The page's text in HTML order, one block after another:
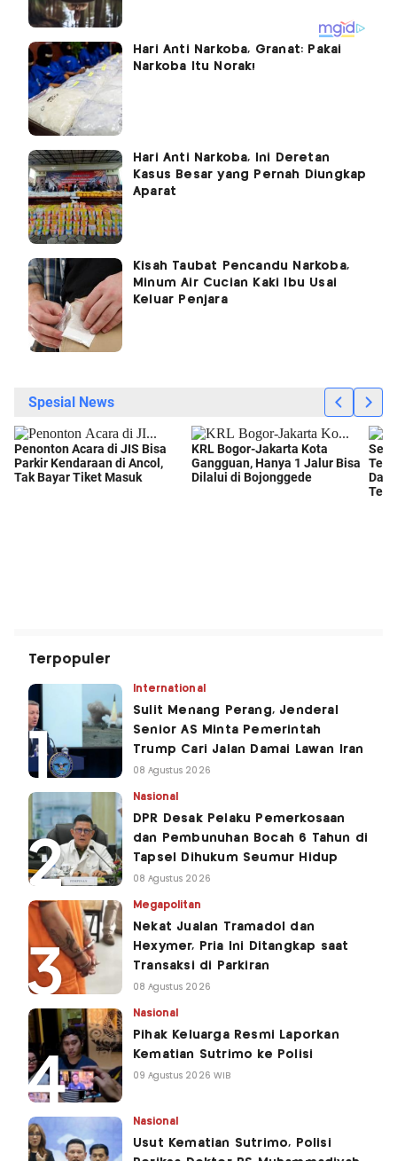
Hari Anti Narkoba, Granat: Pakai
Narkoba Itu Norak!
Hari Anti Narkoba, Ini Deretan
Kasus Besar yang Pernah Diungkap
Aparat
Kisah Taubat Pencandu Narkoba,
Minum Air Cucian Kaki Ibu Usai
Keluar Penjara
Terpopuler
International
Sulit Menang Perang, Jenderal
Senior AS Minta Pemerintah
Trump Cari Jalan Damai Lawan Iran
08 Agustus 2026
Nasional
DPR Desak Pelaku Pemerkosaan
dan Pembunuhan Bocah 6 Tahun di
Tapsel Dihukum Seumur Hidup
08 Agustus 2026
Megapolitan
Nekat Jualan Tramadol dan
Hexymer, Pria Ini Ditangkap saat
Transaksi di Parkiran
08 Agustus 2026
Nasional
Pihak Keluarga Resmi Laporkan
Kematian Sutrimo ke Polisi
09 Agustus 2026 WIB
Nasional
Usut Kematian Sutrimo, Polisi